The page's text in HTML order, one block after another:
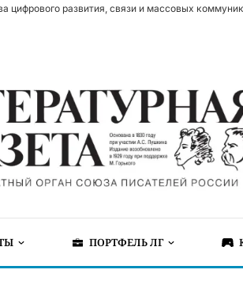
цифрового развития, связи и массовых
ПОРТФЕЛЬ ЛГ